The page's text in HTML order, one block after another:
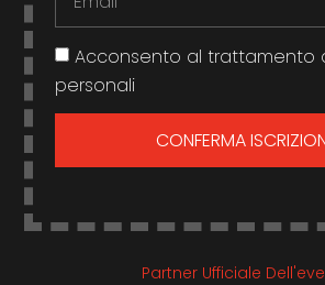
Acconsento al trattamento
personali
CONFERMA
Partner Ufficiale